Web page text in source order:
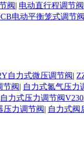
阀| 电动直行程调节阀
电动平衡笼式调节阀
自力式微压调节阀|
节阀| 自力式氮气压力
自力式压力调节阀V230
压力调节阀| 自力式阀